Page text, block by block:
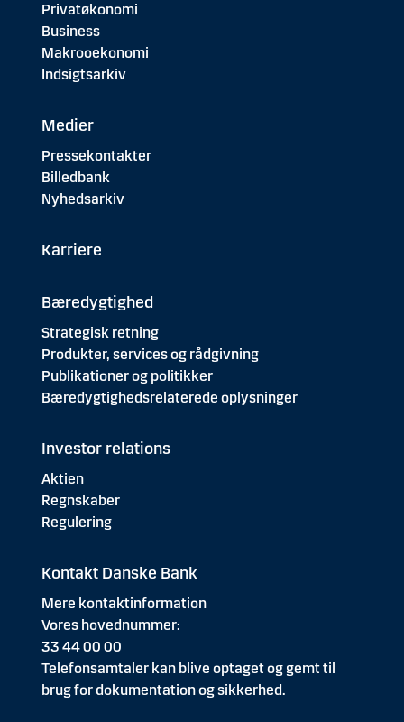
Privatøkonomi
Business
Makrooekonomi
Indsigtsarkiv
Medier
Pressekontakter
Billedbank
Nyhedsarkiv
Karriere
Bæredygtighed
Strategisk retning
Produkter, services og rådgivning
Publikationer og politikker
Bæredygtighedsrelaterede oplysninger
Investor relations
Aktien
Regnskaber
Regulering
Kontakt Danske Bank
Mere kontaktinformation
Vores hovednummer:
33 44 00 00
Telefonsamtaler kan blive optaget og gemt til
brug for dokumentation og sikkerhed.